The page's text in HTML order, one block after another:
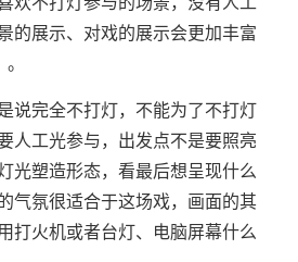
的展示、对戏的展示会更加丰富
说完全不打灯，不能为了不打灯
人工光参与，出发点不是要照亮
光塑造形态，看最后想呈现什么
气氛很适合于这场戏，画面的其
打火机或者台灯、电脑屏幕什么